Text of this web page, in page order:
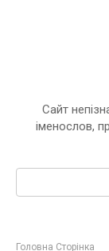
Сайт
іменослов,
Пошук:
Головна Сторінка